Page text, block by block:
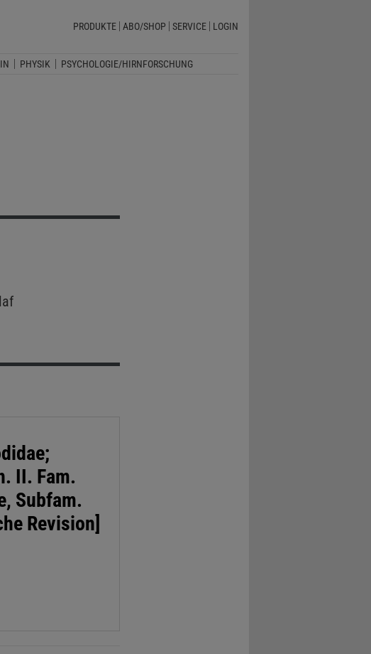
PRODUKTE ABO/SHOP SERVICE LOGIN
PHYSIK PSYCHOLOGIE/HIRNFORSCHUNG
II. Fam.
Subfam.
Revision]